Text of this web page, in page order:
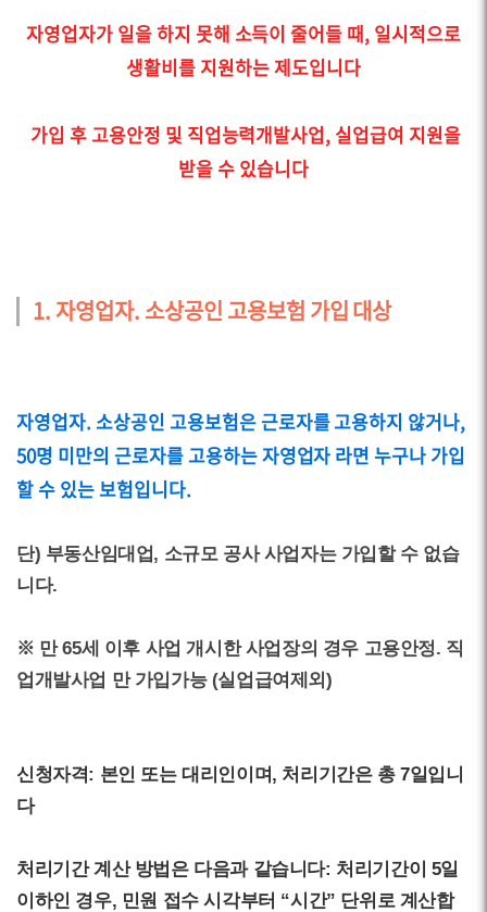
자영업자가 일을 하지 못해 소득이 줄어들 때, 일시적으로
생활비를 지원하는 제도입니다
가입 후 고용안정 및 직업능력개발사업, 실업급여 지원을
받을 수 있습니다
1. 자영업자. 소상공인 고용보험 가입 대상
자영업자. 소상공인 고용보험은 근로자를 고용하지 않거나,
50명 미만의 근로자를 고용하는 자영업자 라면 누구나 가입
할 수 있는 보험입니다.
단) 부동산임대업, 소규모 공사 사업자는 가입할 수 없습
니다.
※ 만 65세 이후 사업 개시한 사업장의 경우 고용안정. 직
업개발사업 만 가입가능 (실업급여제외)
신청자격: 본인 또는 대리인이며, 처리기간은 총 7일입니
다
처리기간 계산 방법은 다음과 같습니다: 처리기간이 5일
이하인 경우, 민원 접수 시각부터 “시간” 단위로 계산합